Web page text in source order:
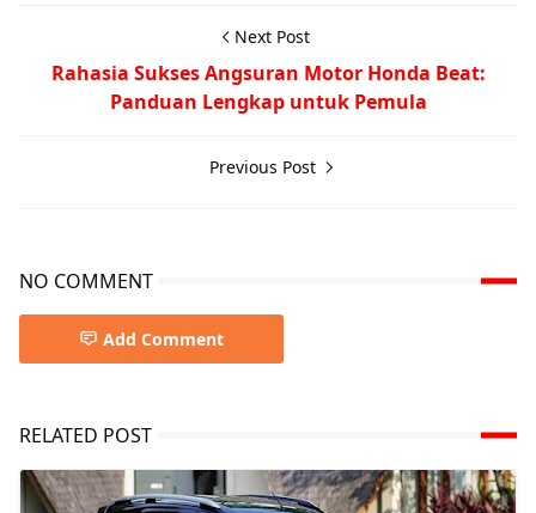
Next Post
Rahasia Sukses Angsuran Motor Honda Beat:
Panduan Lengkap untuk Pemula
Previous Post
NO COMMENT
Add Comment
RELATED POST